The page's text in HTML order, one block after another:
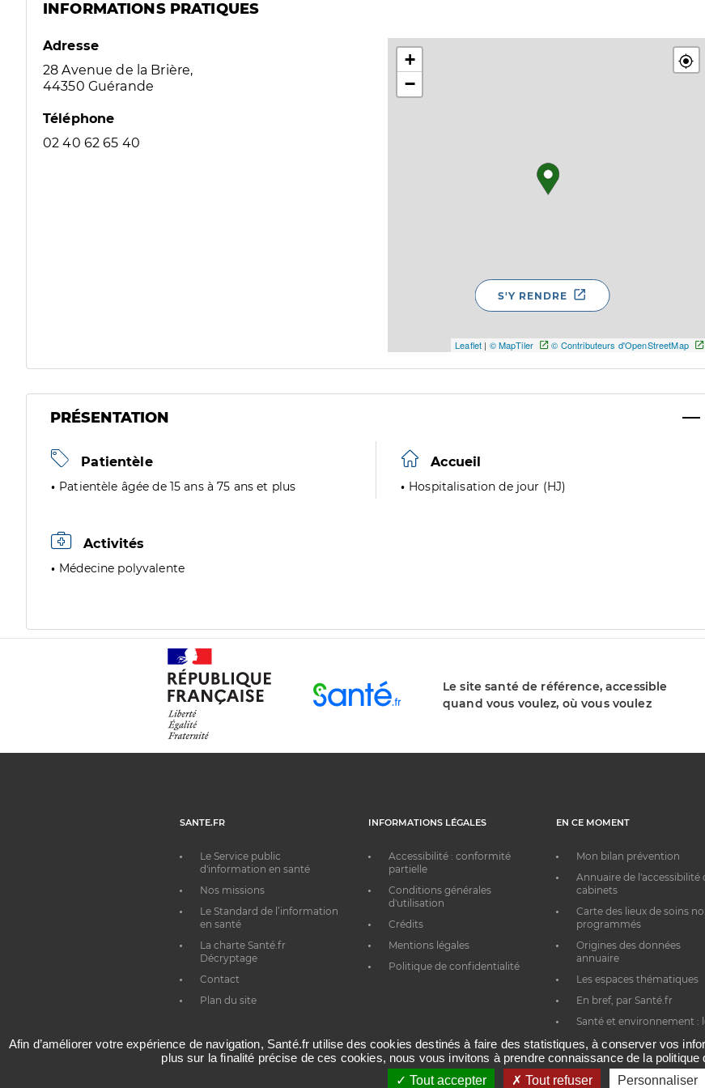
INFORMATIONS PRATIQUES
Adresse
28 Avenue de la Brière,
44350 Guérande
Téléphone
02 40 62 65 40
+
−
Leaflet | © MapTiler © Contributeurs d'OpenStreetMap
S'Y RENDRE
PRÉSENTATION
Patientèle
Patientèle âgée de 15 ans à 75 ans et plus
Accueil
Hospitalisation de jour (HJ)
Activités
Médecine polyvalente
Le site santé de référence, accessible
quand vous voulez, où vous voulez
SANTE.FR
Le Service public
d'information en santé
Nos missions
Le Standard de l’information
en santé
La charte Santé.fr
Décryptage
Contact
Plan du site
INFORMATIONS LÉGALES
Accessibilité : conformité
partielle
Conditions générales
d'utilisation
Crédits
Mentions légales
Politique de confidentialité
EN CE MOMENT
Mon bilan prévention
Annuaire de l'accessibilité
cabinets
Carte des lieux de soins
programmés
Origines des données
annuaire
Les espaces thématiques
En bref, par Santé.fr
Santé et environnement :
Afin d’améliorer votre expérience de navigation, Santé.fr utilise des cookies destinés à faire des statistiques, à conserver vos
plus sur la finalité précise de ces cookies, nous vous invitons à prendre connaissance de la
Tout accepter
Tout refuser Personnaliser